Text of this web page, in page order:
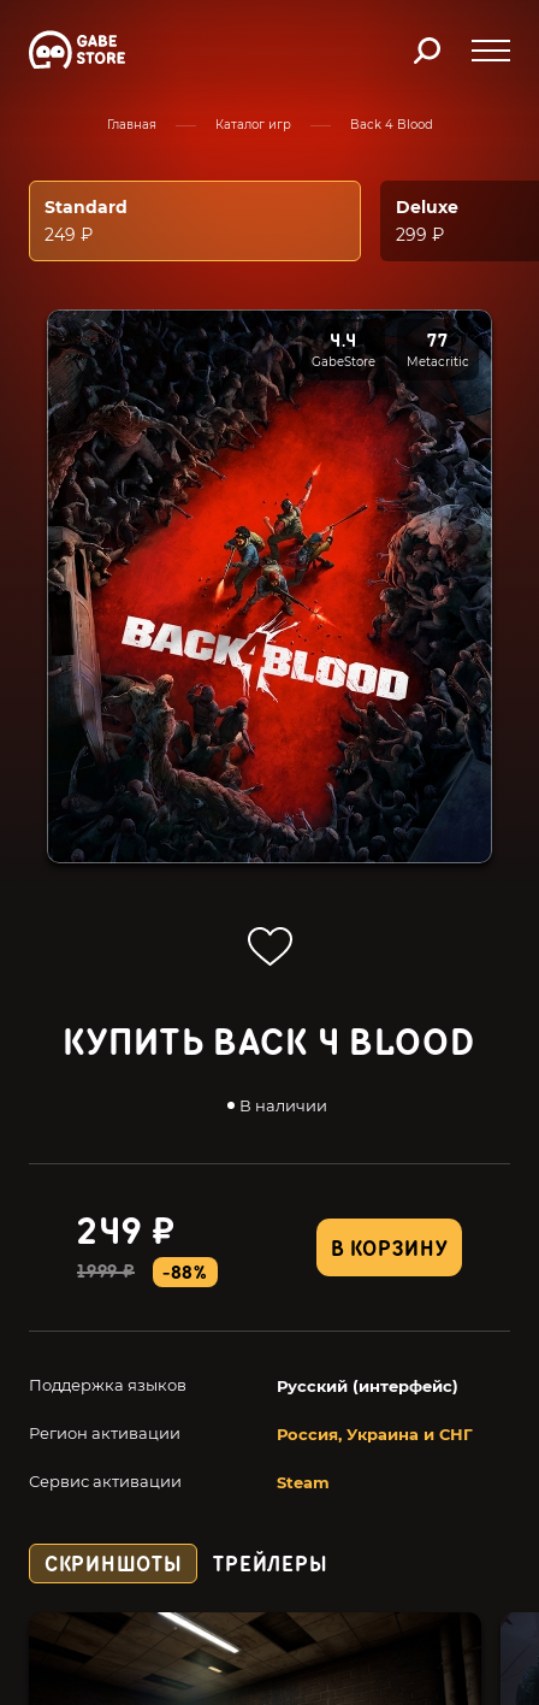
Главная Каталог игр Back 4 Blood
Standard
249 ₽
Deluxe
299 ₽
4.4
GabeStore
77
Metacritic
КУПИТЬ BACK 4 BLOOD
В наличии
В КОРЗИНУ
249 ₽
1999 ₽ -88%
Поддержка языков Русский (интерфейс)
Регион активации Россия, Украина и СНГ
Сервис активации Steam
СКРИНШОТЫ ТРЕЙЛЕРЫ